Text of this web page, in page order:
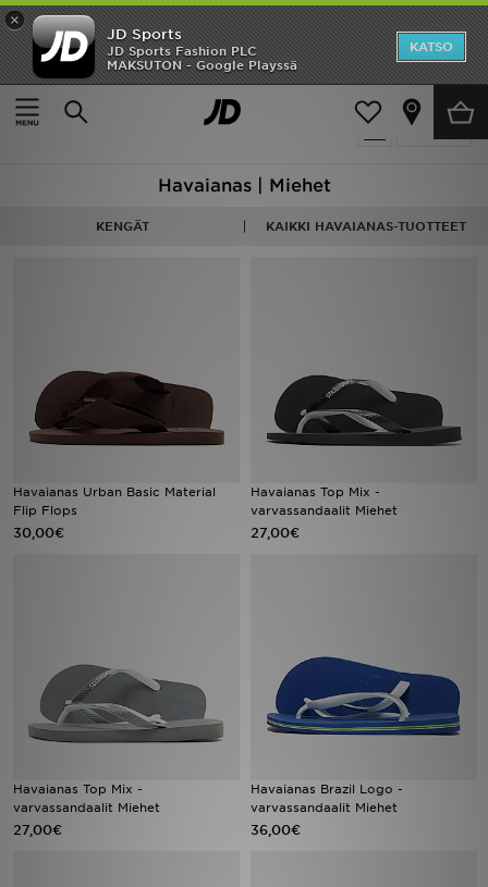
×
JD Sports
JD Sports Fashion PLC
MAKSUTON - Google Playssä
KATSO
Etusivu
Miehet
Suodata
8 tuotetta
Havaianas | Miehet
KENGÄT KAIKKI HAVAIANAS-TUOTTEET
Havaianas Urban Basic Material
Flip Flops
30,00€
Havaianas Top Mix -
varvassandaalit Miehet
27,00€
Havaianas Top Mix -
varvassandaalit Miehet
27,00€
Havaianas Brazil Logo -
varvassandaalit Miehet
36,00€
Etusivu
Ale
Tuotemerkit
Inspiroidu
Jalkapallo
Urheilu
Minun viestini
Asiakaspalvelu ja tietoa